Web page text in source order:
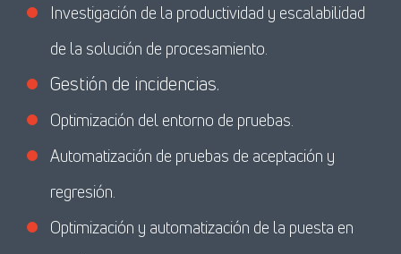
Investigación de la productividad y escalabilidad
de la solución de procesamiento.
Gestión de incidencias.
Optimización del entorno de pruebas.
Automatización de pruebas de aceptación y
regresión.
Optimización y automatización de la puesta en